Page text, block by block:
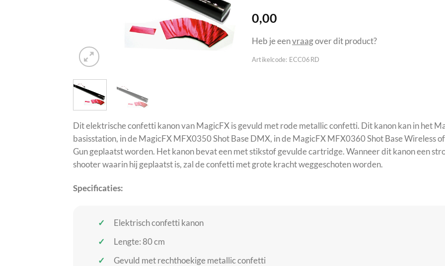
0,00
Heb je eenvraagover dit product?
Artikelcode: ECC06RD
Dit elektrische confetti kanon van MagicFX is gevuld met rode metallic confetti. Dit kanon kan in het
basisstation, in de MagicFX MFX0350 Shot Base DMX, in de MagicFX MFX0360 Shot Base Wireless
Gun geplaatst worden. Het kanon bevat een met stikstof gevulde cartridge. Wanneer dit kanon een
shooter waarin hij geplaatst is, zal de confetti met grote kracht weggeschoten worden.
Specificaties:
Elektrisch confetti kanon
Lengte: 80 cm
Gevuld met rechthoekige metallic confetti